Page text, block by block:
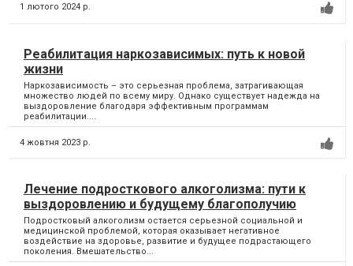
1 лютого 2024 р.
Реабилитация наркозависимых: путь к новой
жизни
Наркозависимость – это серьезная проблема, затрагивающая
множество людей по всему миру. Однако существует надежда на
выздоровление благодаря эффективным программам
реабилитации....
4 жовтня 2023 р.
Лечение подросткового алкоголизма: пути к
выздоровлению и будущему благополучию
Подростковый алкоголизм остается серьезной социальной и
медицинской проблемой, которая оказывает негативное
воздействие на здоровье, развитие и будущее подрастающего
поколения. Вмешательство...